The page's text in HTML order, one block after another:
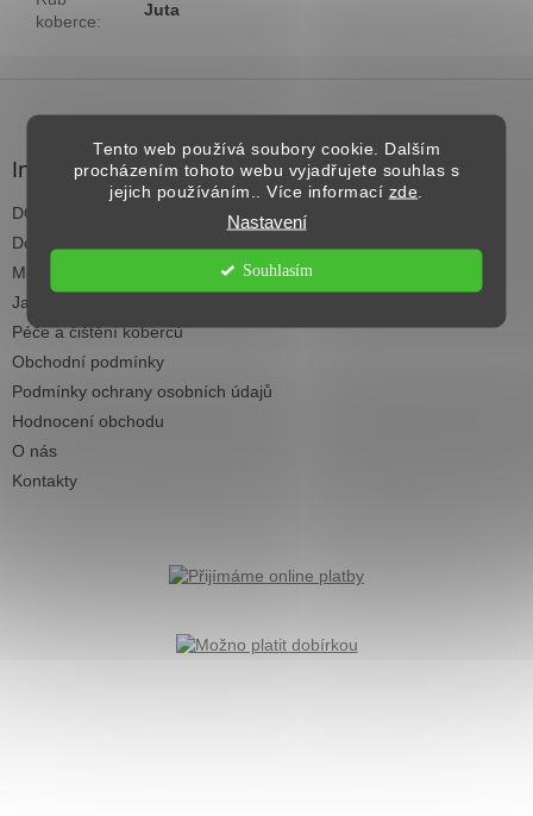
Tento web používá soubory cookie. Dalším
procházením tohoto webu vyjadřujete souhlas s
jejich používáním.. Více informací zde
Nastavení
Souhlasím
koberce:
Juta
Informace pro vás
DOPRAVA NAD 2.500,- KČ ZDARMA
Dodací termíny
Možnosti platby
Jak vybrat koberec do každé místnosti
Péče a čištění koberců
Obchodní podmínky
Podmínky ochrany osobních údajů
Hodnocení obchodu
O nás
Kontakty